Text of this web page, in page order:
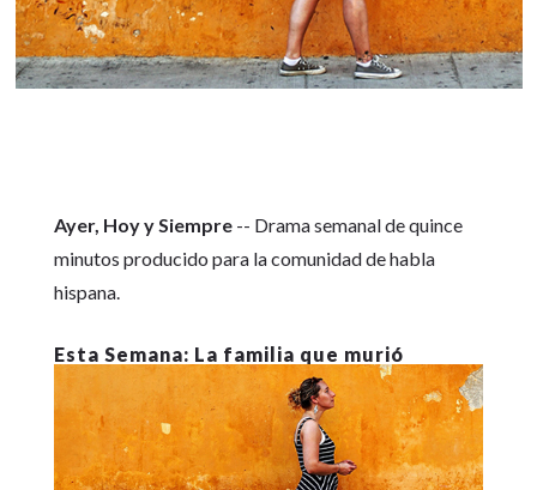
Ayer, Hoy y Siempre-- Drama semanal de quince
minutos producido para la comunidad de habla
hispana.
La familia que murió